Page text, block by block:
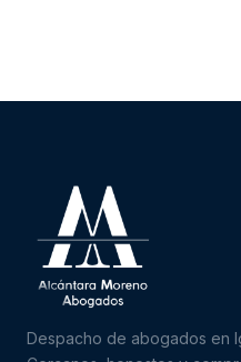
Despacho de abogados en